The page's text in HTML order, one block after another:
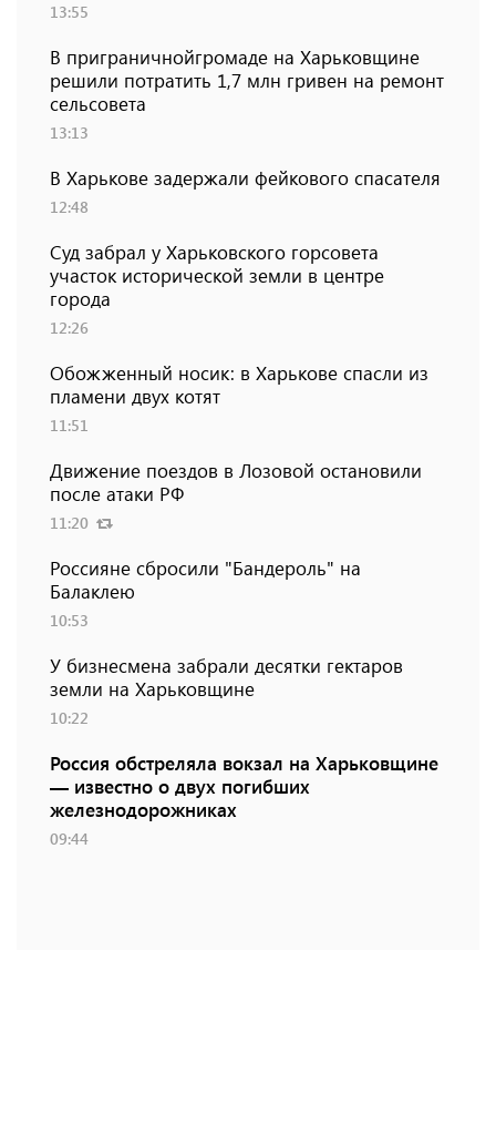
13:55
В приграничнойгромаде на Харьковщине
решили потратить 1,7 млн ​​гривен на ремонт
сельсовета
13:13
В Харькове задержали фейкового спасателя
12:48
Суд забрал у Харьковского горсовета
участок исторической земли в центре
города
12:26
Обожженный носик: в Харькове спасли из
пламени двух котят
11:51
Движение поездов в Лозовой остановили
после атаки РФ
11:20
Россияне сбросили "Бандероль" на
Балаклею
10:53
У бизнесмена забрали десятки гектаров
земли на Харьковщине
10:22
Россия обстреляла вокзал на Харьковщине
— известно о двух погибших
железнодорожниках
09:44